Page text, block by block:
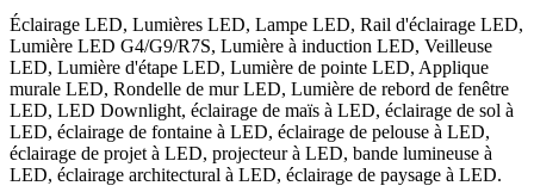
Éclairage LED, Lumières LED, Lampe LED, Rail d'éclairage LED,
Lumière LED G4/G9/R7S, Lumière à induction LED, Veilleuse
LED, Lumière d'étape LED, Lumière de pointe LED, Applique
murale LED, Rondelle de mur LED, Lumière de rebord de fenêtre
LED, LED Downlight, éclairage de maïs à LED, éclairage de sol à
LED, éclairage de fontaine à LED, éclairage de pelouse à LED,
éclairage de projet à LED, projecteur à LED, bande lumineuse à
LED, éclairage architectural à LED, éclairage de paysage à LED.